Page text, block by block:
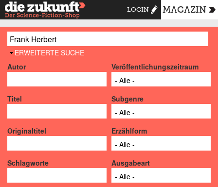
LOGIN MAGAZIN
AUSBLENDEN
ERWEITERTE SUCHE
Autor
Veröffentlichungszeitraum
Titel Subgenre
Originaltitel Erzählform
Schlagworte Ausgabeart